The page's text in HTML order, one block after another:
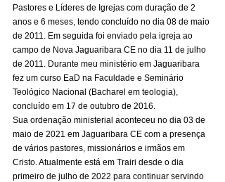
Pastores e Líderes de Igrejas com duração de 2
anos e 6 meses, tendo concluído no dia 08 de maio
de 2011. Em seguida foi enviado pela igreja ao
campo de Nova Jaguaribara CE no dia 11 de julho
de 2011. Durante meu ministério em Jaguaribara
fez um curso EaD na Faculdade e Seminário
Teológico Nacional (Bacharel em teologia),
concluído em 17 de outubro de 2016.
Sua ordenação ministerial aconteceu no dia 03 de
maio de 2021 em Jaguaribara CE com a presença
de vários pastores, missionários e irmãos em
Cristo. Atualmente está em Trairi desde o dia
primeiro de julho de 2022 para continuar servindo